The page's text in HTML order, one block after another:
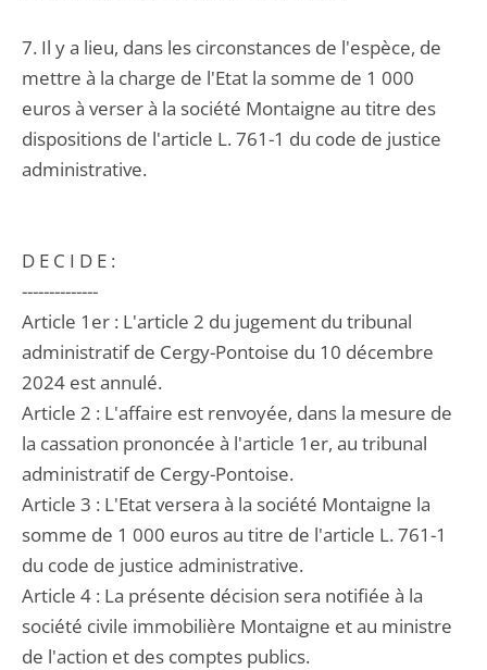
7. Il y a lieu, dans les circonstances de l'espèce, de
mettre à la charge de l'Etat la somme de 1 000
euros à verser à la société Montaigne au titre des
dispositions de l'article L. 761-1 du code de justice
administrative.
D E C I D E :
--------------
Article 1er : L'article 2 du jugement du tribunal
administratif de Cergy-Pontoise du 10 décembre
2024 est annulé.
Article 2 : L'affaire est renvoyée, dans la mesure de
la cassation prononcée à l'article 1er, au tribunal
administratif de Cergy-Pontoise.
Article 3 : L'Etat versera à la société Montaigne la
somme de 1 000 euros au titre de l'article L. 761-1
du code de justice administrative.
Article 4 : La présente décision sera notifiée à la
société civile immobilière Montaigne et au ministre
de l'action et des comptes publics.